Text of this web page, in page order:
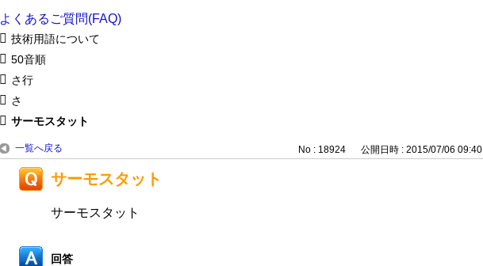
よくあるご質問(FAQ)
技術用語について
50音順
さ行
さ
サーモスタット
一覧へ戻る No : 18924 公開日時 : 2015/07/06 09:40
サーモスタット
サーモスタット
回答